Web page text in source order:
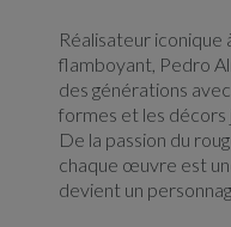
Réalisateur iconique
flamboyant, Pedro
des générations
formes et les décors
De la passion du
chaque œuvre est
devient un